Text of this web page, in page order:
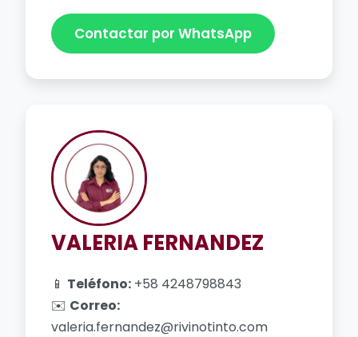
Contactar por WhatsApp
VALERIA FERNANDEZ
📱 Teléfono: +58 4248798843
✉️ Correo:
valeria.fernandez@rivinotinto.com